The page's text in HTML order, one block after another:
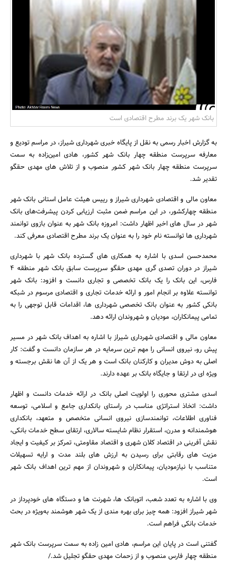
بانک، بیمه و سرمایه
مسکن و ساختمان
جستجو
بانک شهر یک برند مطرح اقتصادی است
به گزارش اخبار رسمی به نقل از پایگاه خبری شهرداری شیراز، در مراسم تودیع و
معارفه سرپرست منطقه چهار بانک شهر کشور، هادی امین‌زاده به سمت
سرپرست منطقه چهار بانک شهر کشور منصوب و از تلاش های مهدی حقگو
تقدیر شد.
معاون مالی و اقتصادی شهرداری شیراز و رییس هیئت عامل استانی بانک شهر
منطقه چهارکشور، در این مراسم ضمن مثبت ارزیابی کردن پیشرفت‌های بانک
شهر در سال های اخیر اظهار داشت: امروزه بانک شهر به عنوان بازوی توانمند
شهرداری ها توانسته نام خود را به عنوان یک برند مطرح اقتصادی معرفی کند.
محمدحسن اسدی با اشاره به همکاری های گسترده بانک شهر با شهرداری
شیراز در دوران تصدی گری مهدی حقگو سرپرست سابق بانک شهر منطقه 4
فارس، این بانک را یک بانک تخصصی و تجاری دانست و افزود: بانک شهر
توانسته علاوه بر انجام امور و ارائه خدمات تجاری و اقتصادی مرسوم در شبکه
بانکی کشور به عنوان بانک تخصصی شهرداری ها، اقدامات قابل توجهی را به
تمامی پیمانکاران، مودیان و شهروندان ارائه دهد.
معاون مالی و اقتصادی شهرداری شیراز با اشاره به اهداف بانک شهر در مسیر
پیش رو، نیروی انسانی را مهم ترین سرمایه در هر سازمان دانست و گفت: کار
اصلی به دوش مدیران و کارکنان بانک است و هر یک از آن ها نقش برجسته و
ویژه ای در ارتقا و جایگاه بانک بر عهده دارند.
اسدی مشتری محوری را اولویت اصلی بانک در ارائه خدمات دانست و اظهار
داشت: اتخاذ استراتژی مناسب در راستای بانکداری جامع و اسلامی، توسعه
فناوری اطلاعات، توانمندسازی نیروی انسانی متخصص و متعهد، بانکداری
هوشمندانه و مدرن، استقرار نظام شایسته سالاری، ارتقای سطح خدمات بانکی،
نقش آفرینی در اقتصاد کلان شهری و اقتصاد مقاومتی، تمرکز بر کیفیت و ایجاد
مزیت های رقابتی برای رسیدن به ارزش های بلند مدت و ارایه تسهیلات
متناسب با نیازمودیان، پیمانکاران و شهروندان از مهم ترین اهداف بانک شهر
است.
وی با اشاره به تعدد شعب، اتوبانک ها، شهرنت ها و دستگاه های خودپرداز در
شهر شیراز افزود: همه چیز برای بهره مندی از یک شهر هوشمند به‌ویژه در بحث
خدمات بانکی فراهم است.
گفتنی است در پایان این مراسم، هادی امین زاده به سمت سرپرست بانک شهر
منطقه چهار فارس منصوب و از زحمات مهدی حقگو تجلیل شد./